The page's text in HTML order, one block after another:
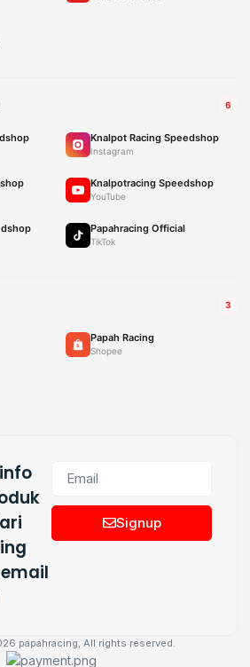
6
Knalpot Racing Speedshop
Instagram
Knalpotracing Speedshop
YouTube
Papahracing Official
TikTok
3
Papah Racing
Shopee
Signup
papahracing, All rights reserved.